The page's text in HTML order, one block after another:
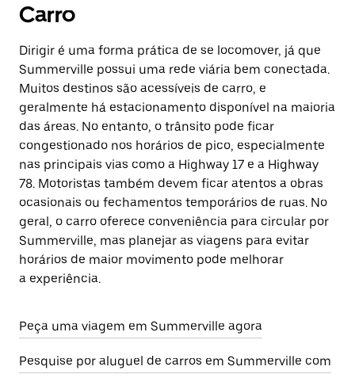
Carro
Dirigir é uma forma prática de se locomover, já que
Summerville possui uma rede viária bem conectada.
Muitos destinos são acessíveis de carro, e
geralmente há estacionamento disponível na maioria
das áreas. No entanto, o trânsito pode ficar
congestionado nos horários de pico, especialmente
nas principais vias como a Highway 17 e a Highway
78. Motoristas também devem ficar atentos a obras
ocasionais ou fechamentos temporários de ruas. No
geral, o carro oferece conveniência para circular por
Summerville, mas planejar as viagens para evitar
horários de maior movimento pode melhorar
a experiência.
Peça uma viagem em Summerville agora
Pesquise por aluguel de carros em Summerville com